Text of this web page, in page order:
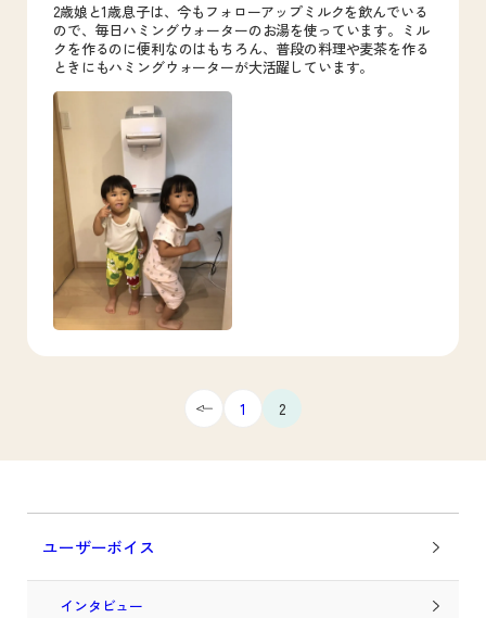
2歳娘と1歳息子は、今もフォローアップミルクを飲んでいる
ので、毎日ハミングウォーターのお湯を使っています。ミル
クを作るのに便利なのはもちろん、普段の料理や麦茶を作る
ときにもハミングウォーターが大活躍しています。
1 2
ユーザーボイス
インタビュー